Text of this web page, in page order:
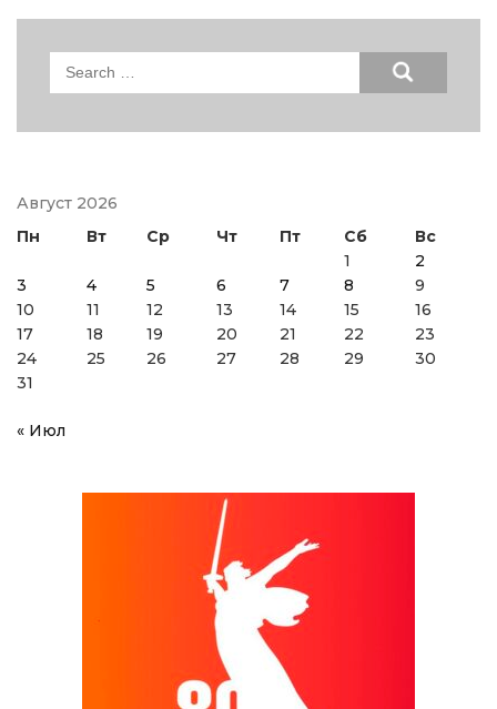
Search
Август 2026
Пн
Вт Ср Чт Пт Сб
Вс
1
2
3
4 5 6 7 8
9
10
11 12 13 14 15
16
17
18 19 20 21 22
23
24
25 26 27 28 29
30
31
« Июл